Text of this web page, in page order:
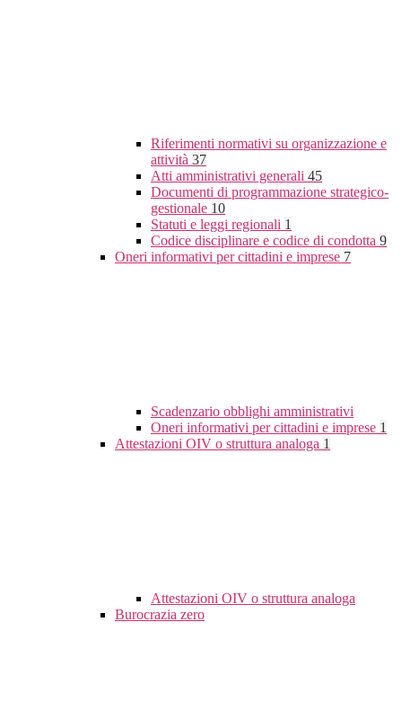
Riferimenti normativi su organizzazione e
attività 37
Atti amministrativi generali 45
Documenti di programmazione strategico-
gestionale 10
Statuti e leggi regionali 1
Codice disciplinare e codice di condotta 9
Oneri informativi per cittadini e imprese 7
Scadenzario obblighi amministrativi
Oneri informativi per cittadini e imprese 1
Attestazioni OIV o struttura analoga 1
Attestazioni OIV o struttura analoga
Burocrazia zero